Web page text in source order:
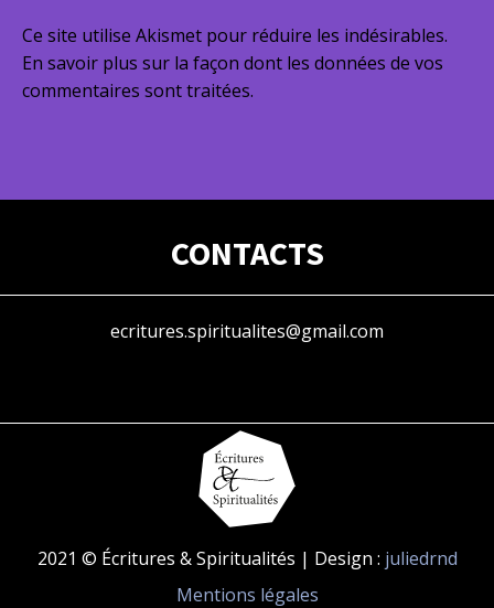
Ce site utilise Akismet pour réduire les indésirables.
En savoir plus sur la façon dont les données de vos
commentaires sont traitées.
CONTACTS
ecritures.spiritualites@gmail.com
2021 © Écritures & Spiritualités | Design : juliedrnd
Mentions légales